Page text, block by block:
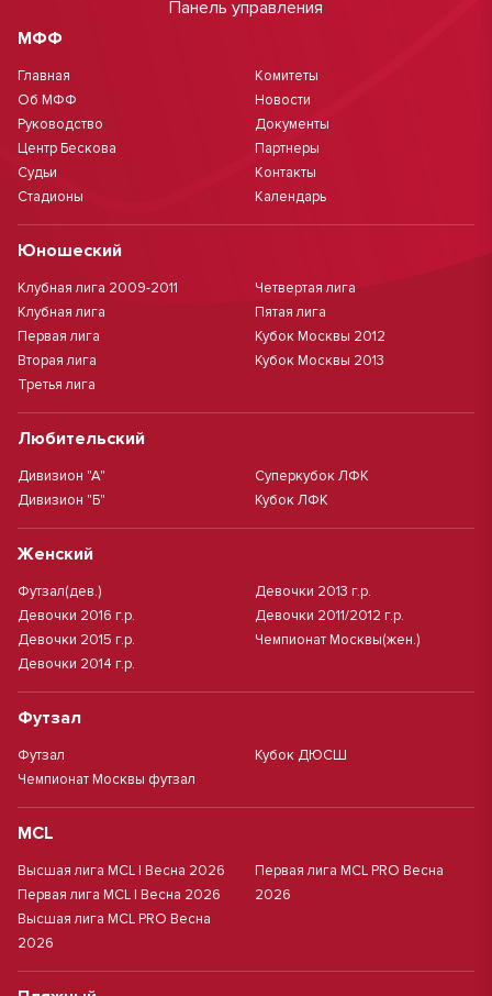
Панель управления
МФФ
Главная
Об МФФ
Руководство
Центр Бескова
Судьи
Стадионы
Комитеты
Новости
Документы
Партнеры
Контакты
Календарь
Юношеский
Клубная лига 2009-2011
Клубная лига
Первая лига
Вторая лига
Третья лига
Четвертая лига
Пятая лига
Кубок Москвы 2012
Кубок Москвы 2013
Любительский
Дивизион "А"
Дивизион "Б"
Суперкубок ЛФК
Кубок ЛФК
Женский
Футзал(дев.)
Девочки 2016 г.р.
Девочки 2015 г.р.
Девочки 2014 г.р.
Девочки 2013 г.р.
Девочки 2011/2012 г.р.
Чемпионат Москвы(жен.)
Футзал
Футзал
Чемпионат Москвы футзал
Кубок ДЮСШ
MCL
Высшая лига MCL | Весна 2026
Первая лига MCL | Весна 2026
Высшая лига MCL PRO Весна
2026
Первая лига MCL PRO Весна
2026